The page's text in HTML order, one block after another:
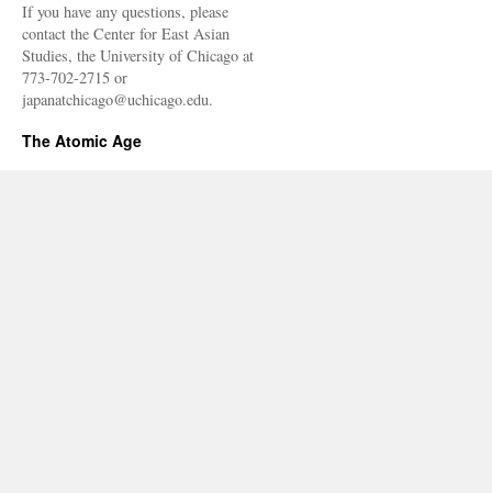
If you have any questions, please
contact the Center for East Asian
Studies, the University of Chicago at
773-702-2715 or
japanatchicago@uchicago.edu.
The Atomic Age